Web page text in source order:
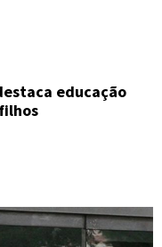
educação